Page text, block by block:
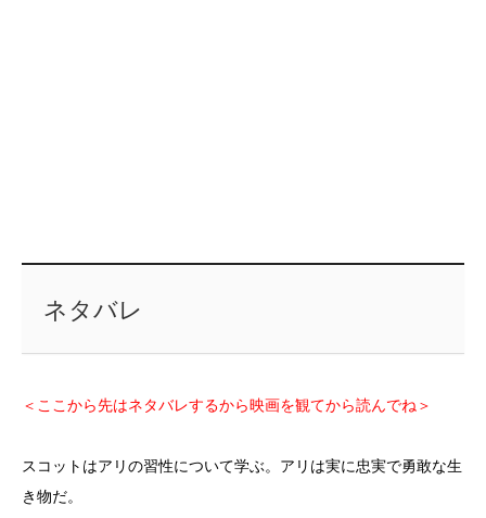
ネタバレ
＜ここから先はネタバレするから映画を観てから読んでね＞
スコットはアリの習性について学ぶ。アリは実に忠実で勇敢な生
き物だ。